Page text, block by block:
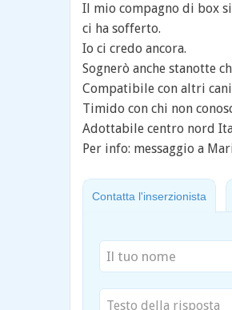
Il mio compagno di box
ci ha sofferto.
Io ci credo ancora.
Sognerò anche stanotte
Compatibile con altri
Timido con chi non
Adottabile centro nord
Per info: messaggio a
Contatta l'inserzionista